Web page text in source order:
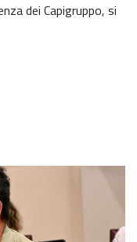
dei Capigruppo, si